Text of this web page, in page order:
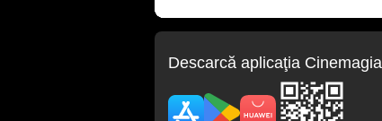
Descarcă aplicaţia Cinemagia